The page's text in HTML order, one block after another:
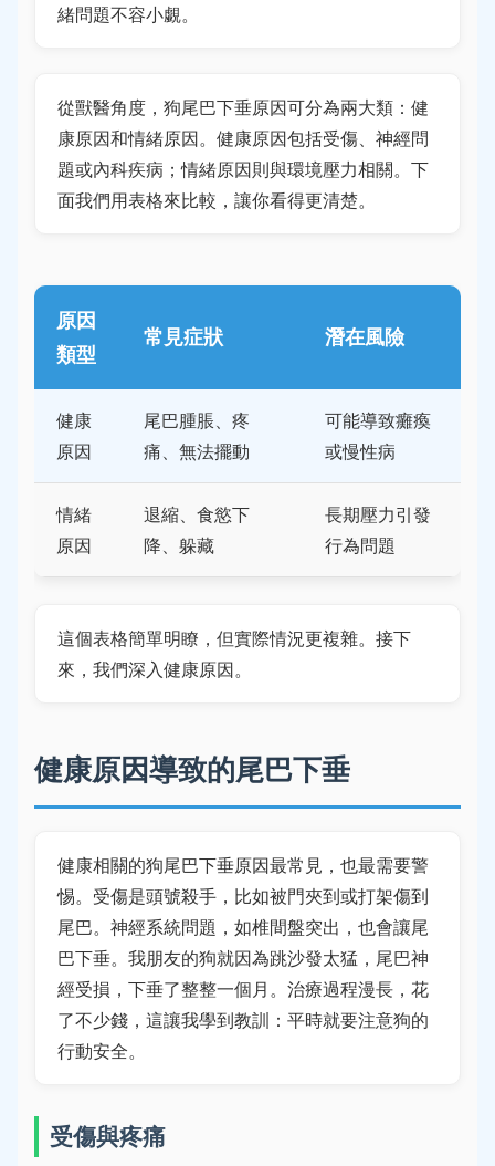
緒問題不容小覷。
從獸醫角度，狗尾巴下垂原因可分為兩大類：健
康原因和情緒原因。健康原因包括受傷、神經問
題或內科疾病；情緒原因則與環境壓力相關。下
面我們用表格來比較，讓你看得更清楚。
原因
類型
常見症狀 潛在風險
健康
原因
尾巴腫脹、疼
痛、無法擺動
可能導致癱瘓
或慢性病
情緒
原因
退縮、食慾下
降、躲藏
長期壓力引發
行為問題
這個表格簡單明瞭，但實際情況更複雜。接下
來，我們深入健康原因。
健康原因導致的尾巴下垂
健康相關的狗尾巴下垂原因最常見，也最需要警
惕。受傷是頭號殺手，比如被門夾到或打架傷到
尾巴。神經系統問題，如椎間盤突出，也會讓尾
巴下垂。我朋友的狗就因為跳沙發太猛，尾巴神
經受損，下垂了整整一個月。治療過程漫長，花
了不少錢，這讓我學到教訓：平時就要注意狗的
行動安全。
受傷與疼痛